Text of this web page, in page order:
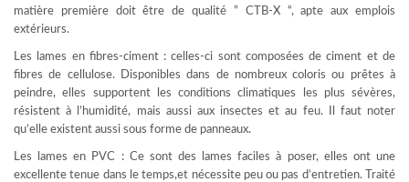
matière première doit être de qualité ” CTB-X “, apte aux emplois
extérieurs.
Les lames en fibres-ciment : celles-ci sont composées de ciment et de
fibres de cellulose. Disponibles dans de nombreux coloris ou prêtes à
peindre, elles supportent les conditions climatiques les plus sévères,
résistent à l’humidité, mais aussi aux insectes et au feu. Il faut noter
qu’elle existent aussi sous forme de panneaux.
Les lames en PVC : Ce sont des lames faciles à poser, elles ont une
excellente tenue dans le temps,et nécessite peu ou pas d’entretien. Traité